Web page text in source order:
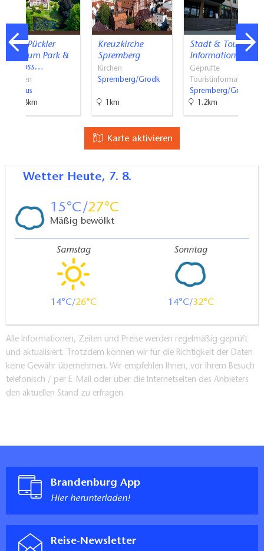
Fürst Pückler
Museum Park &
Schloss…
Museen
Cottbus
18.8km
Kreuzkirche
Spremberg
Kirchen
Spremberg/Grodk
1km
Stadt & Tourist
Information…
Geprüfte
Touristinformati…
Spremberg/Grodk
1.2km
Karte aktivieren
Wetter Heute, 7. 8.
15 27
Mäßig bewölkt
Samstag
14 26
Sonntag
14 32
Alle Informationen, Zeiten und Preise werden regelmäßig geprüft
und aktualisiert. Trotzdem können wir für die Richtigkeit der Daten
keine Gewähr übernehmen. Wir empfehlen Ihnen, vor Ihrem Besuch
telefonisch / per E-Mail oder über die Internetseiten des Anbieters
den aktuellen Stand zu erfragen.
Brandenburg App
Hier herunterladen!
Reise-Newsletter